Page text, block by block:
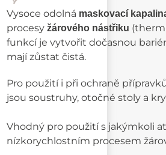
Vysoce odolná maskovací
procesyžárového nástřiku
funkcí je vytvořit dočasnou
mají zůstat čistá.
Pro použití i při ochraně
jsou soustruhy, otočné stoly a
Vhodný pro použití s jakýmkoli
nízkorychlostním procesem